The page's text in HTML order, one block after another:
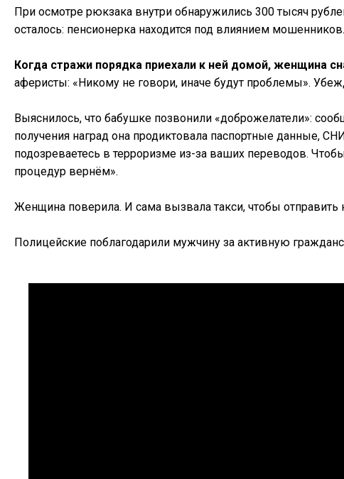
При осмотре рюкзака внутри обнаружились 300 тысяч
осталось: пенсионерка находится под влиянием мошенников.
Когда стражи порядка приехали к ней домой, женщина
аферисты: «Никому не говори, иначе будут проблемы».
Выяснилось, что бабушке позвонили «доброжелатели»:
получения наград она продиктовала паспортные данные,
подозреваетесь в терроризме из-за ваших переводов.
процедур вернём».
Женщина поверила. И сама вызвала такси, чтобы отправить
Полицейские поблагодарили мужчину за активную